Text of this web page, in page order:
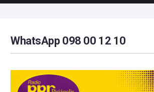
WhatsApp 098 00 12 10